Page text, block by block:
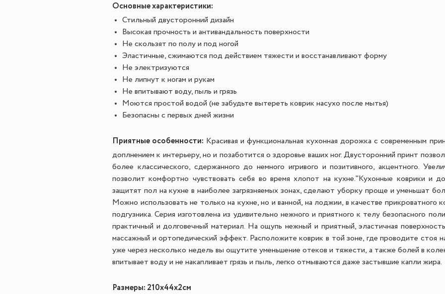
Основные характеристики:
Стильный двусторонний дизайн
Высокая прочность и антивандальность поверхности
Не скользят по полу и под ногой
Эластичные, сжимаются под действием тяжести и восстанавливают форму
Не электризуются
Не липнут к ногам и рукам
Не впитывают воду, пыль и грязь
Моются простой водой (не забудьте вытереть коврик насухо после мытья)
Безопасны с первых дней жизни
Приятные особенности: Красивая и функциональная кухонная дорожка с современным
доплнением к интерьеру, но и позаботится о здоровье ваших ног. Двусторонний принт
более классического, сдержанного до немного игривого и позитивного, акцентного.
позволит комфортно чувствовать себя во время хлопот на кухне."Кухонные коврики и
защитят пол на кухне в наиболее загрязняемых зонах, сделают уборку проще и уменьшат
Можно использовать не только на кухне, но и ванной, на лоджии, в качестве прикроватного
подгузника.Серия изготовлена из удивительно нежного и приятного к телу безопасного
практичный и долговечный материал. На ощупь нежный и приятный, эластичная
массажный и ортопедический эффект. Расположите коврик в той зоне, где проводите стоя
уже через несколько недель вы ощутите уменьшение отеков и тяжести, а также болей в
впитывает воду и не накапливает грязь и пыль, легко отмываются даже застывшие капли жира.
Размеры: 210x44x2см